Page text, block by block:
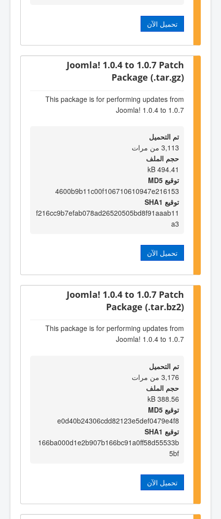
تحميل الآن
Joomla! 1.0.4 to 1.0.7 Patch
Package (.tar.gz)
This package is for performing updates from
Joomla! 1.0.4 to 1.0.7
تم التحميل
3,113 من مرات
حجم الملف
494.41 kB
توقيع MD5
4600b9b11c00f106710610947e216153
توقيع SHA1
f216cc9b7efab078ad26520505bd8f91aaab11
a3
تحميل الآن
Joomla! 1.0.4 to 1.0.7 Patch
Package (.tar.bz2)
This package is for performing updates from
Joomla! 1.0.4 to 1.0.7
تم التحميل
3,176 من مرات
حجم الملف
388.56 kB
توقيع MD5
e0d40b24306cdd82123e5def0479e4f8
توقيع SHA1
166ba000d1e2b907b166bc91a0ff58d55533b
5bf
تحميل الآن